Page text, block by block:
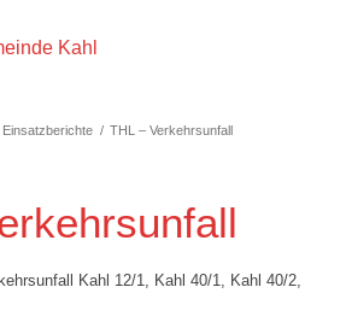
Einsatzberichte / THL – Verkehrsunfall
Kahl 12/1, Kahl 40/1, Kahl 40/2,